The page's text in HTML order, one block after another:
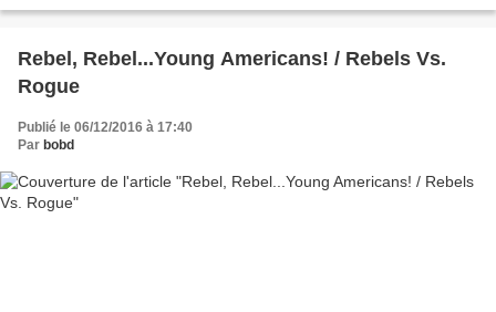
Rebel, Rebel...Young Americans! / Rebels Vs.
Rogue
Publié le 06/12/2016 à 17:40
Par bobd